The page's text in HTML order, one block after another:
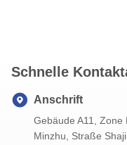
Schnelle
Anschrift
Gebäude A11, Zone
Minzhu, Straße